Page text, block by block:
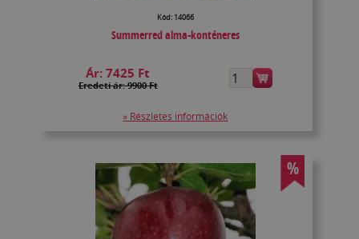
Kód: 14066
Summerred alma-konténeres
Ár:7425 Ft
Eredeti ár: 9900 Ft
» Részletes információk
%